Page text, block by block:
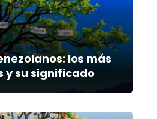
los más
y su significado